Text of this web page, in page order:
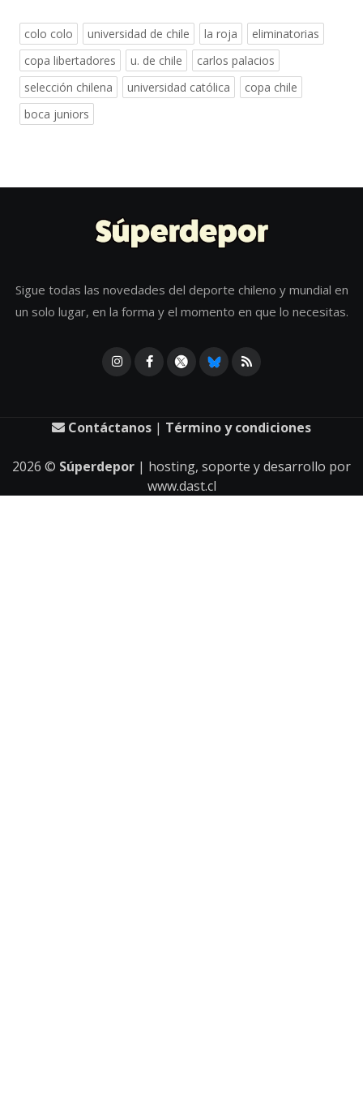
colo colo universidad de chile la roja
eliminatorias
copa libertadores
u. de chile
carlos palacios
selección chilena
universidad católica
copa chile
boca juniors
Sigue todas las novedades del deporte chileno y mundial en
un solo lugar, en la forma y el momento en que lo necesitas.
Contáctanos | Término y condiciones
2026 © Súperdepor | hosting, soporte y desarrollo por
www.dast.cl